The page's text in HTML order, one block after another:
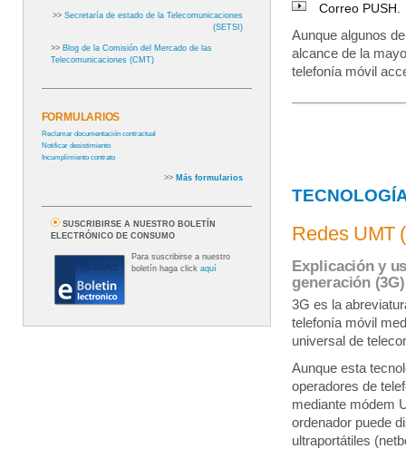
>>Secretaría de estado de la Telecomunicaciones
(SETSI)
>> Blog de la Comisión del Mercado de las
Telecomunicaciones (CMT)
FORMULARIOS
Reclamar documentación contractual
Notificar desistimiento
Incumplimiento contrato
>> Más formularios
SUSCRIBIRSE A NUESTRO BOLETÍN
ELECTRÓNICO DE CONSUMO
Para suscribirse a nuestro
boletín haga click aquí
Correo PUSH.
Aunque algunos
alcance de la
telefonía móvil
Redes UMT
Explicación y
generación
3G es la
telefonía móvil
universal de
Aunque esta
operadores de
mediante módem
ordenador puede
ultraportátiles